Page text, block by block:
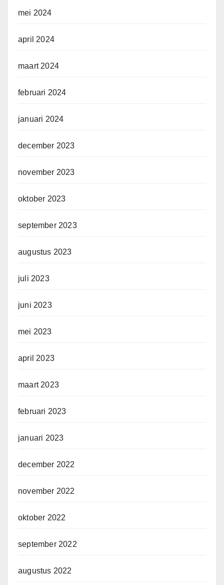
mei 2024
april 2024
maart 2024
februari 2024
januari 2024
december 2023
november 2023
oktober 2023
september 2023
augustus 2023
juli 2023
juni 2023
mei 2023
april 2023
maart 2023
februari 2023
januari 2023
december 2022
november 2022
oktober 2022
september 2022
augustus 2022